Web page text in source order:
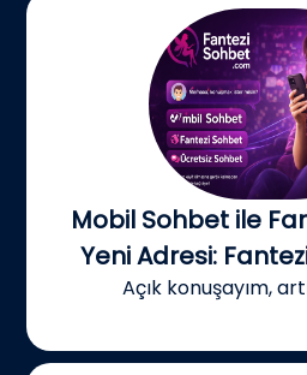
Mobil Sohbet ile
Yeni Adresi:
Açık konuşayım,